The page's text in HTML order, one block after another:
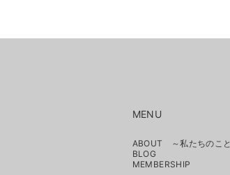
MENU
ABOUT ～私たちのこと
BLOG
MEMBERSHIP